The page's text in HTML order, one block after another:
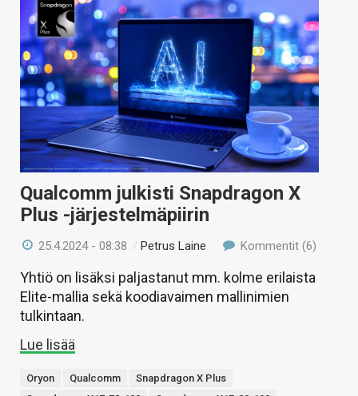
Qualcomm julkisti Snapdragon X
Plus -järjestelmäpiirin
25.4.2024 - 08:38 /Petrus Laine Kommentit (6)
Yhtiö on lisäksi paljastanut mm. kolme erilaista
Elite-mallia sekä koodiavaimen mallinimien
tulkintaan.
Lue lisää
Oryon Qualcomm
Snapdragon X Plus